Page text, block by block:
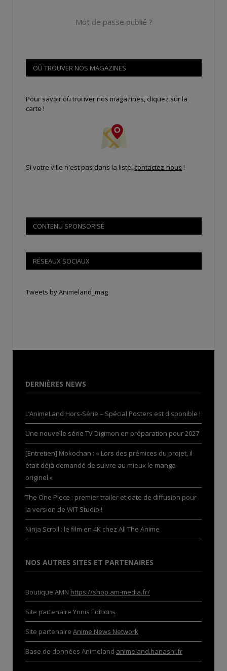
Mot de passe oublié ?
OÙ TROUVER NOS MAGAZINES
Pour savoir où trouver nos magazines, cliquez sur la
carte !
Si votre ville n'est pas dans la liste, contactez-nous !
CONTENU SPONSORISÉ
RÉSEAUX SOCIAUX
Tweets by Animeland_mag
DERNIÈRES NEWS
L’AnimeLand Hors-Série – Spécial Posters est disponible !
Une nouvelle série TV Digimon en préparation pour 2027
[Entretien] Mokochan : « Lors des prémices du projet, il
était déjà demandé de suivre au mieux le manga
originel.»
The One Piece : premier trailer et date de diffusion pour
la version de WIT Studio !
Ninja Scroll : le film en 4K chez All The Anime
NOS AUTRES SITES ET PARTENAIRES
Boutique AMN https://shop.am-media.fr/
Site partenaire Ynnis Editions
Site partenaire Anime News Network
Base de données Animeland animeland.hanashi.fr